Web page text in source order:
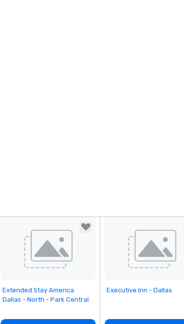
Removed from favorites
Extended Stay America
Dallas - North - Park Central
Removed from
Executive Inn - Dallas